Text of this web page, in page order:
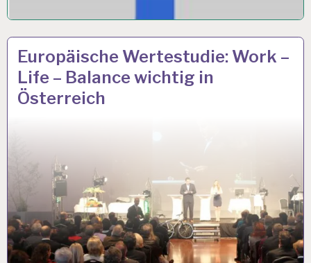
ARBEIT
UND
GESUNDHEIT…
Europäische Wertestudie: Work –
Life – Balance wichtig in
Österreich
30 OKT. 2018